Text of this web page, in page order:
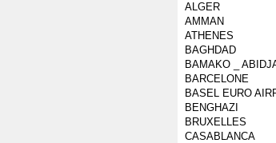
ALGER
AMMAN
ATHENES
BAGHDAD
BAMAKO _
BARCELONE
BASEL EURO
BENGHAZI
BRUXELLES
CASABLANCA